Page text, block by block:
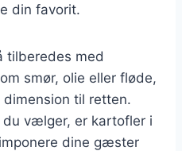
din favorit.
tilberedes med
smør, olie eller fløde,
til retten.
vælger, er kartofler i
dine gæster